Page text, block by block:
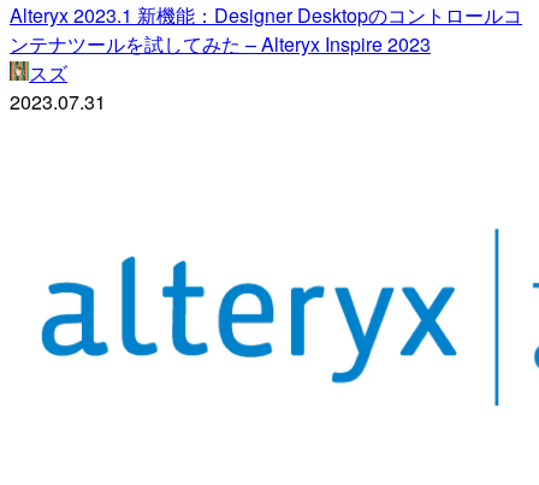
Alteryx 2023.1 新機能：Designer Desktopのコントロールコ
ンテナツールを試してみた – Alteryx Inspire 2023
スズ
2023.07.31